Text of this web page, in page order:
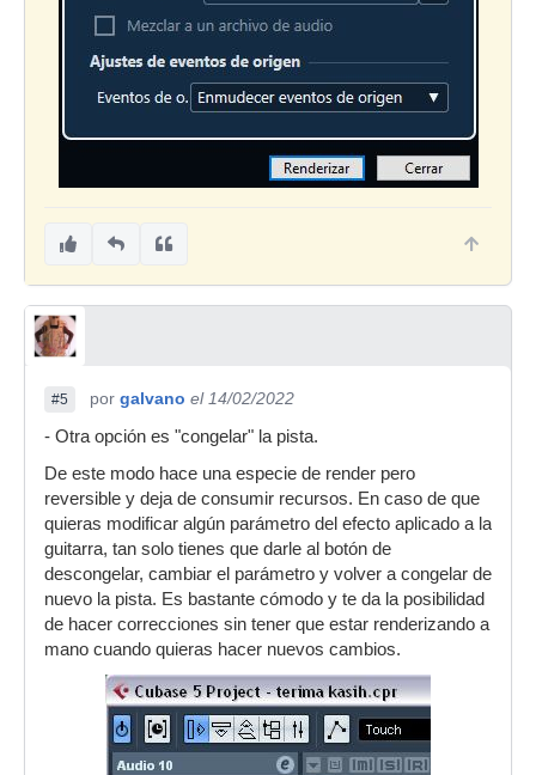
#5 por galvano el 14/02/2022
- Otra opción es "congelar" la pista.
De este modo hace una especie de render pero
reversible y deja de consumir recursos. En caso de que
quieras modificar algún parámetro del efecto aplicado a la
guitarra, tan solo tienes que darle al botón de
descongelar, cambiar el parámetro y volver a congelar de
nuevo la pista. Es bastante cómodo y te da la posibilidad
de hacer correcciones sin tener que estar renderizando a
mano cuando quieras hacer nuevos cambios.